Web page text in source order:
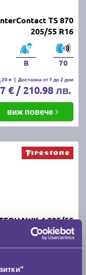
TS 870
205/55 R16
B 70
+ | Доставка от 1 до 2 дни
€ / 210.98 лв.
виж повече
4 205/55
R16